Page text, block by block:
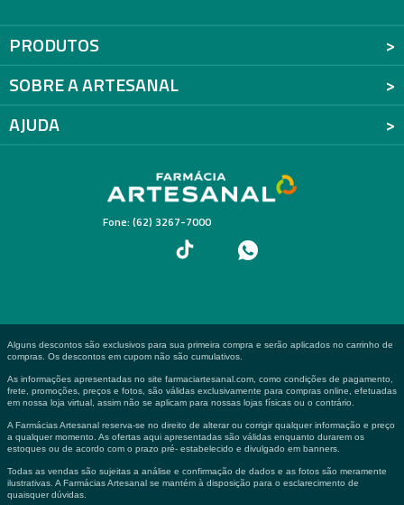
PRODUTOS
SOBRE A ARTESANAL
AJUDA
Fone: (62) 3267-7000
Alguns descontos são exclusivos para sua primeira compra e serão aplicados no carrinho de
compras. Os descontos em cupom não são cumulativos.
As informações apresentadas no site farmaciartesanal.com, como condições de pagamento,
frete, promoções, preços e fotos, são válidas exclusivamente para compras online, efetuadas
em nossa loja virtual, assim não se aplicam para nossas lojas físicas ou o contrário.
A Farmácias Artesanal reserva-se no direito de alterar ou corrigir qualquer informação e preço
a qualquer momento. As ofertas aqui apresentadas são válidas enquanto durarem os
estoques ou de acordo com o prazo pré- estabelecido e divulgado em banners.
Todas as vendas são sujeitas a análise e confirmação de dados e as fotos são meramente
ilustrativas. A Farmácias Artesanal se mantém à disposição para o esclarecimento de
quaisquer dúvidas.